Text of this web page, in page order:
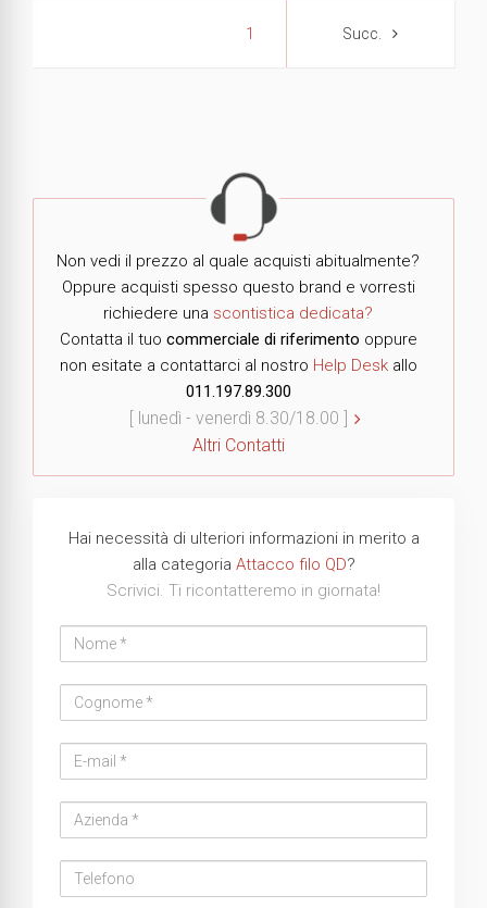
1
Non vedi il prezzo al quale acquisti abitualmente?
Oppure acquisti spesso questo brand e vorresti
richiedere una scontistica dedicata?
Contatta il tuo commerciale di riferimento oppure
non esitate a contattarci al nostro Help Deskallo
011.197.89.300
[ lunedì - venerdì 8.30/18.00 ]
Altri Contatti
Hai necessità di ulteriori informazioni in merito a
alla categoria Attacco filo QD?
Scrivici. Ti ricontatteremo in giornata!
address